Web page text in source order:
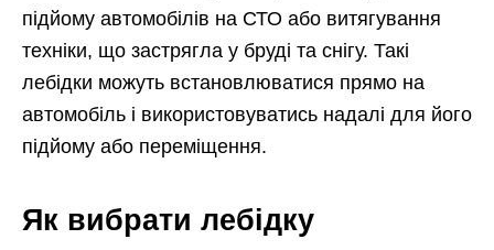
підйому автомобілів на СТО або витягування
техніки, що застрягла у бруді та снігу. Такі
лебідки можуть встановлюватися прямо на
автомобіль і використовуватись надалі для його
підйому або переміщення.
Як вибрати лебідку